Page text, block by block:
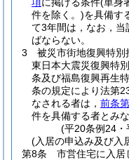
件を除く。)を具備す
て3年間は，なお，
ばならない。
3
被災市街地復興特別
東日本大震災復興特
条及び福島復興再生
条の規定により法第
なされる者は， 前条
件を具備する者とみな
(平20条例24・
(入居の申込み及び入
第8条
市営住宅に入居